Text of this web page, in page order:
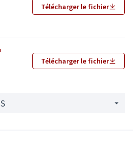
Télécharger le fichier
(Lien externe)Télécharger le fichier